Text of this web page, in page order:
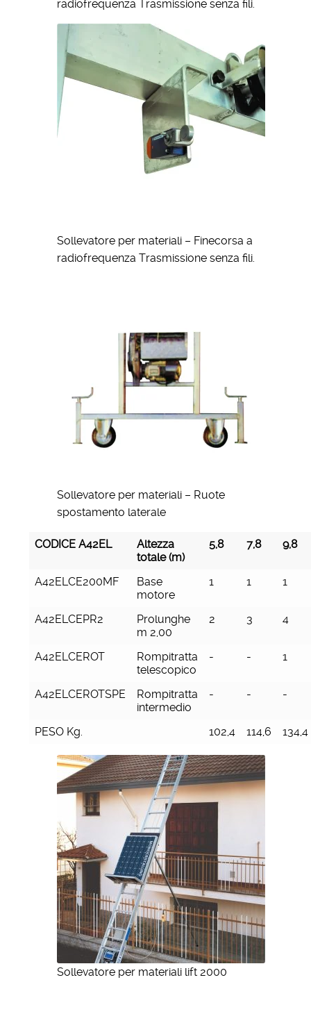
radiofrequenza Trasmissione senza fili.
Sollevatore per materiali – Finecorsa a
radiofrequenza Trasmissione senza fili.
Sollevatore per materiali – Ruote
spostamento laterale
CODICE A42EL
Altezza
totale (m)
5,8 7,8 9,8
A42ELCE200MF
Base
motore
1 1 1
A42ELCEPR2
Prolunghe
m 2,00
2 3 4
A42ELCEROT
Rompitratta
telescopico
- - 1
A42ELCEROTSPE
Rompitratta
intermedio
- - -
PESO Kg. 102,4 114,6 134,4
Sollevatore per materiali lift 2000